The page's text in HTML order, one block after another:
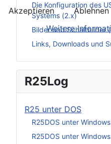
Die Konfiguration des
Systems (2.x)
Bilder und Schaltbilder
Links, Downloads und
R25Log
R25 unter DOS
R25DOS unter
R25DOS unter
Akzeptieren
Ablehnen
Weitere